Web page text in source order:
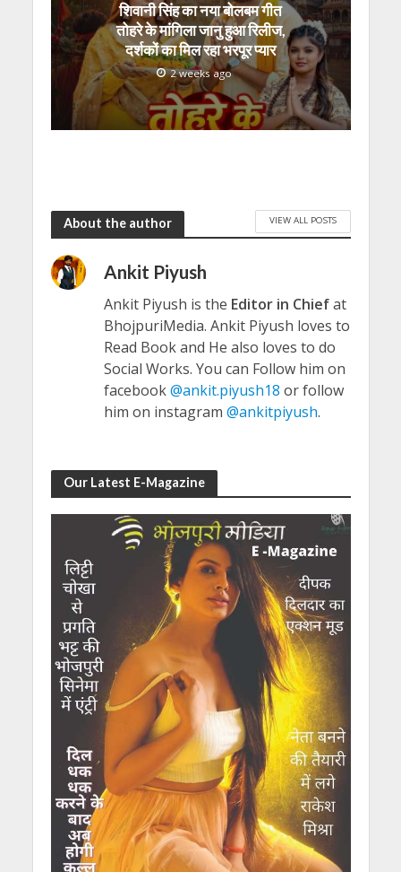
शिवानी सिंह का नया बोलबम गीत
तोहरे के मांगिला जानु हुआ रिलीज,
दर्शकों का मिल रहा भरपूर प्यार
2 weeks ago
About the author VIEW ALL POSTS
Ankit Piyush
Ankit Piyush is the Editor in Chiefat
BhojpuriMedia. Ankit Piyush loves to
Read Book and He also loves to do
Social Works. You can Follow him on
facebook@ankit.piyush18 or follow
him on instagram @ankitpiyush.
Our Latest E-Magazine